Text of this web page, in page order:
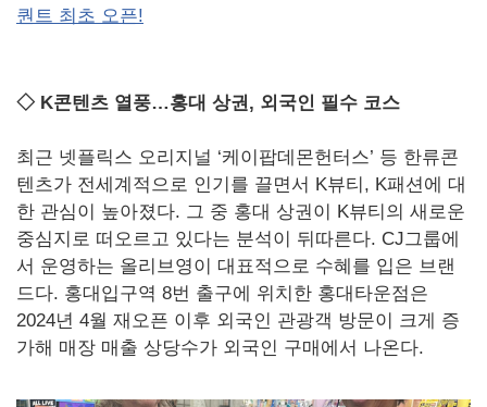
퀀트 최초 오픈!
◇ K콘텐츠 열풍…홍대 상권, 외국인 필수 코스
최근 넷플릭스 오리지널 ‘케이팝데몬헌터스’ 등 한류콘
텐츠가 전세계적으로 인기를 끌면서 K뷰티, K패션에 대
한 관심이 높아졌다. 그 중 홍대 상권이 K뷰티의 새로운
중심지로 떠오르고 있다는 분석이 뒤따른다. CJ그룹에
서 운영하는 올리브영이 대표적으로 수혜를 입은 브랜
드다. 홍대입구역 8번 출구에 위치한 홍대타운점은
2024년 4월 재오픈 이후 외국인 관광객 방문이 크게 증
가해 매장 매출 상당수가 외국인 구매에서 나온다.